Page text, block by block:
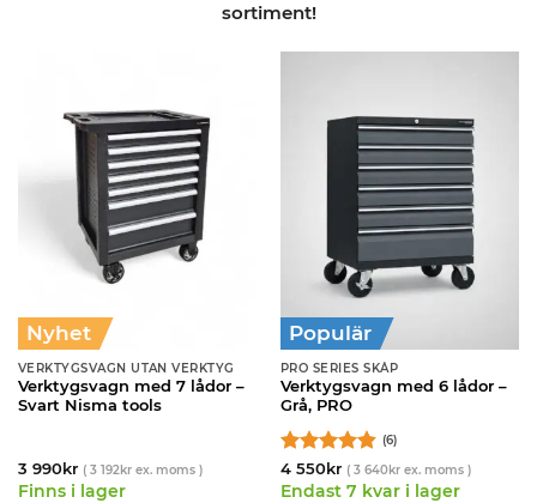
sortiment!
Nyhet
VERKTYGSVAGN UTAN VERKTYG
Verktygsvagn med 7 lådor –
Svart Nisma tools
3 990kr ( 3 192krex. moms )
Finns i lager
Populär
PRO SERIES SKÅP
Verktygsvagn med 6 lådor –
Grå, PRO
Betygsatt
4.83av 5
(6)
4 550kr ( 3 640krex. moms )
Endast 7 kvar i lager